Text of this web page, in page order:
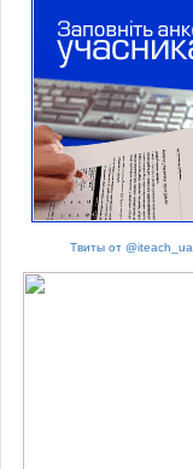
Твиты от @iteach_ua